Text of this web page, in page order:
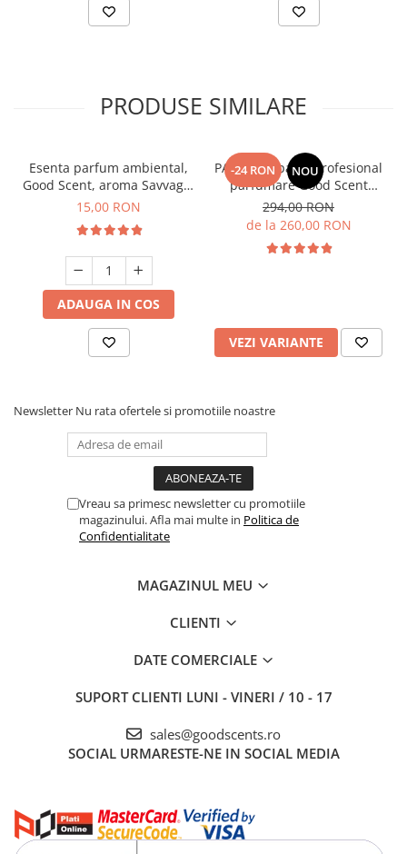
PRODUSE SIMILARE
Esenta parfum ambiental,
Good Scent, aroma Savvage,
10 g
15,00 RON
ADAUGA IN COS
-24 RON NOU
PACHET: Aparat profesional
parfumare Good Scent
Aroma Car Diffuser, cu
baterie interna, negru si 5
294,00 RON
de la 260,00 RON
VEZI VARIANTE
Newsletter Nu rata ofertele si promotiile noastre
Vreau sa primesc newsletter cu promotiile
magazinului. Afla mai multe in Politica de
Confidentialitate
MAGAZINUL MEU
CLIENTI
DATE COMERCIALE
SUPORT CLIENTI LUNI - VINERI / 10 - 17
sales@goodscents.ro
SOCIAL URMARESTE-NE IN SOCIAL MEDIA